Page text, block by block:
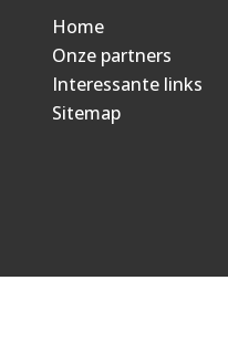
Home
Onze partners
Interessante links
Sitemap